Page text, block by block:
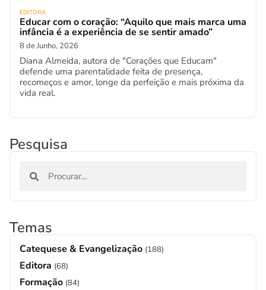
EDITORA
Educar com o coração: “Aquilo que mais marca uma
infância é a experiência de se sentir amado”
8 de Junho, 2026
Diana Almeida, autora de "Corações que Educam"
defende uma parentalidade feita de presença,
recomeços e amor, longe da perfeição e mais próxima da
vida real.
Pesquisa
Temas
Catequese & Evangelização (188)
Editora (68)
Formação (84)